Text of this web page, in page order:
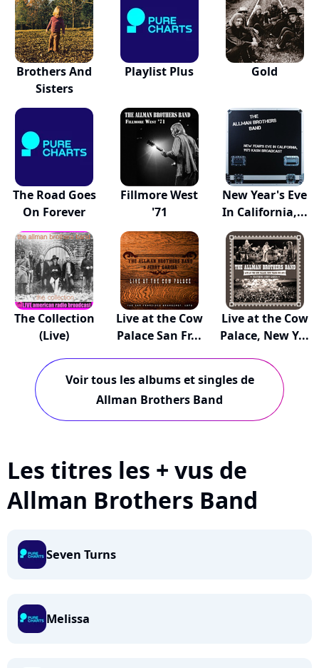
Brothers And
Sisters
Playlist Plus Gold
The Road Goes
On Forever
Fillmore West
'71
New Year's Eve
In California,...
The Collection
(Live)
Live at the Cow
Palace San Fr...
Live at the Cow
Palace, New Y...
Voir tous les albums et singles de
Allman Brothers Band
Les titres les + vus de
Allman Brothers Band
Seven Turns
Melissa